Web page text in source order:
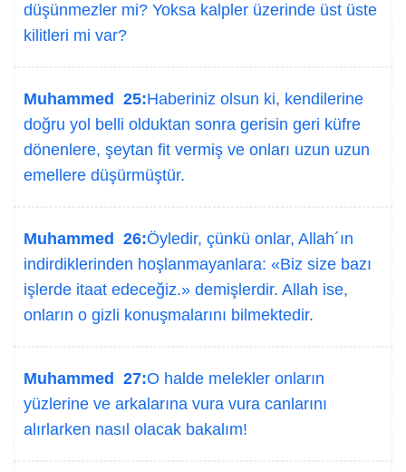
düşünmezler mi? Yoksa kalpler üzerinde üst üste
kilitleri mi var?
Muhammed 25:Haberiniz olsun ki, kendilerine
doğru yol belli olduktan sonra gerisin geri küfre
dönenlere, şeytan fit vermiş ve onları uzun uzun
emellere düşürmüştür.
Muhammed 26:Öyledir, çünkü onlar, Allah´ın
indirdiklerinden hoşlanmayanlara: «Biz size bazı
işlerde itaat edeceğiz.» demişlerdir. Allah ise,
onların o gizli konuşmalarını bilmektedir.
Muhammed 27:O halde melekler onların
yüzlerine ve arkalarına vura vura canlarını
alırlarken nasıl olacak bakalım!